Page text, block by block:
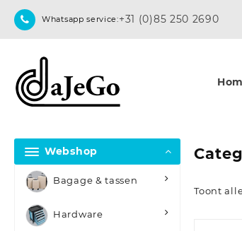
Whatsapp service:+31 (0)85 250 2690
Webshop
Bagage & tassen
Hardware
Toont